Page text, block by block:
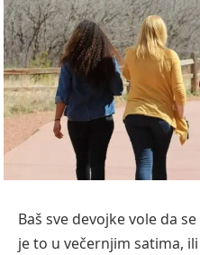
Baš sve devojke vole da
je to u večernjim satima,